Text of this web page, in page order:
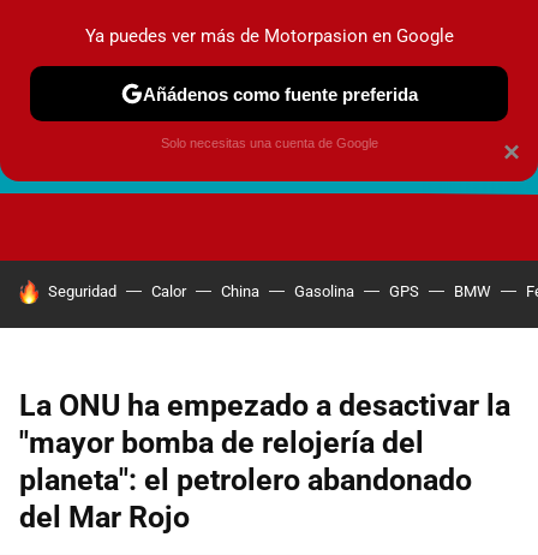
HOY SE HABLA DE
Seguridad Calor China Gasolina GPS BMW
La ONU ha empezado a desactivar la
"mayor bomba de relojería del
planeta": el petrolero abandonado
del Mar Rojo
×
Ya puedes ver más de Motorpasion en Google
Añádenos como fuente preferida
Solo necesitas una cuenta de Google